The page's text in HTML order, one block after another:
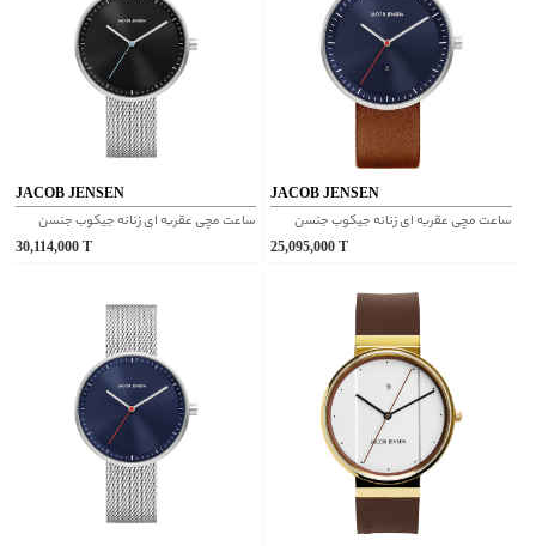
JACOB JENSEN
ساعت مچی عقربه ای زنانه جیکوب جنسن
30,114,000
JACOB JENSEN
ساعت مچی عقربه ای زنانه جیکوب جنسن
25,095,000